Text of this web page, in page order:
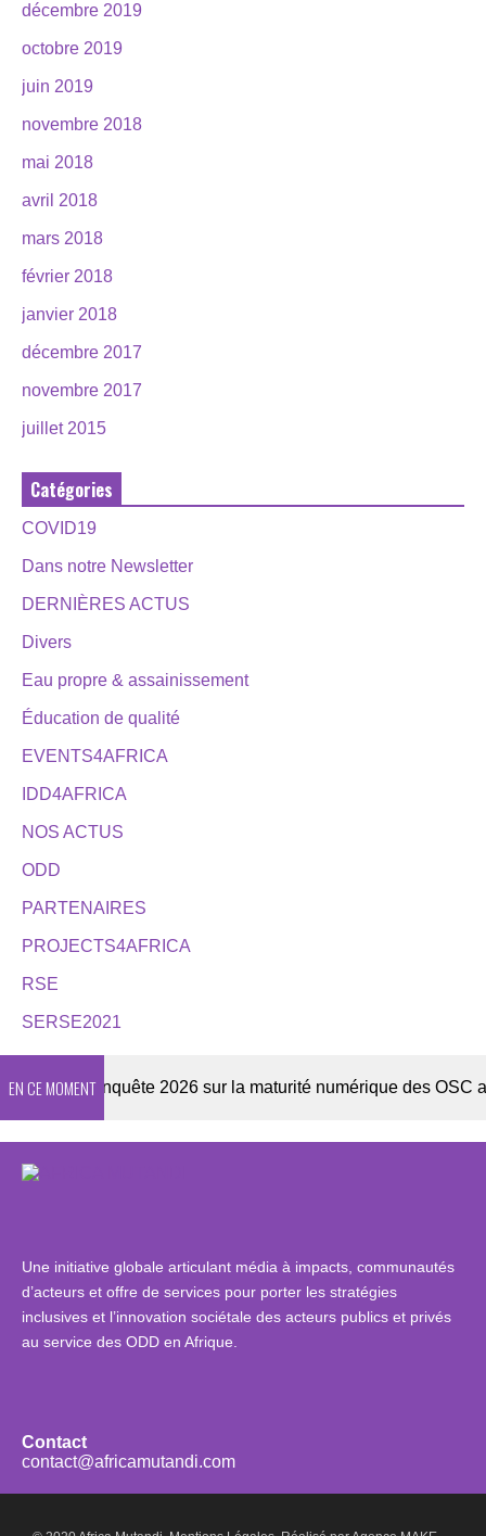
décembre 2019
octobre 2019
juin 2019
novembre 2018
mai 2018
avril 2018
mars 2018
février 2018
janvier 2018
décembre 2017
novembre 2017
juillet 2015
Catégories
COVID19
Dans notre Newsletter
DERNIÈRES ACTUS
Divers
Eau propre & assainissement
Éducation de qualité
EVENTS4AFRICA
IDD4AFRICA
NOS ACTUS
ODD
PARTENAIRES
PROJECTS4AFRICA
RSE
SERSE2021
EN CE MOMENTEnquête 2026 sur la maturité numérique des OSC
Une initiative globale articulant média à impacts, communautés
d’acteurs et offre de services pour porter les stratégies
inclusives et l’innovation sociétale des acteurs publics et privés
au service des ODD en Afrique.
Contact
contact@africamutandi.com